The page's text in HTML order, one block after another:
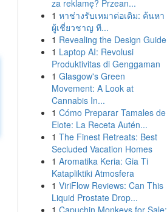
za reklamę? Przean...
1 หาช่างรับเหมาต่อเติม: ค้นหา
ผู้เชี่ยวชาญ ที...
1 Revealing the Design Guide
1 Laptop AI: Revolusi
Produktivitas di Genggaman
1 Glasgow's Green
Movement: A Look at
Cannabis In...
1 Cómo Preparar Tamales de
Elote: La Receta Autén...
1 The Finest Retreats: Best
Secluded Vacation Homes
1 Aromatika Keria: Gia Ti
Katapliktiki Atmosfera
1 ViriFlow Reviews: Can This
Liquid Prostate Drop...
1 Capuchin Monkeys for Sale: